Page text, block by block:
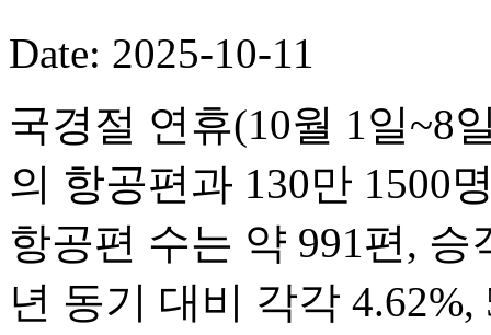
Date: 2025-10-11
국경절 연휴(10월 1일~8
의 항공편과 130만 1500
항공편 수는 약 991편,
년 동기 대비 각각